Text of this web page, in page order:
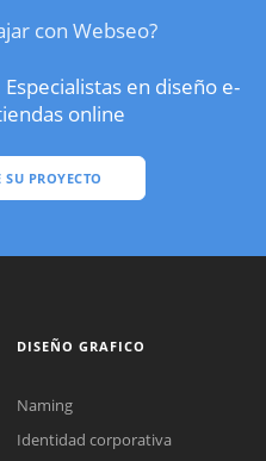
con Webseo?
en diseño e-
online
PROYECTO
DISEÑO GRAFICO
Naming
Identidad corporativa